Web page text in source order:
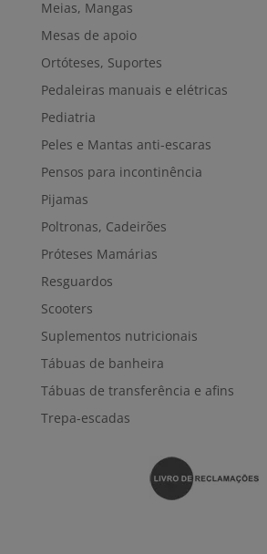
Meias, Mangas
Mesas de apoio
Ortóteses, Suportes
Pedaleiras manuais e elétricas
Pediatria
Peles e Mantas anti-escaras
Pensos para incontinência
Pijamas
Poltronas, Cadeirões
Próteses Mamárias
Resguardos
Scooters
Suplementos nutricionais
Tábuas de banheira
Tábuas de transferência e afins
Trepa-escadas